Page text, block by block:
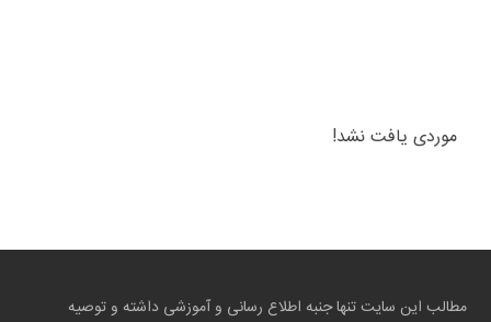
موردی یافت نشد!
مطالب این سایت تنها جنبه اطلاع رسانی و آموزشی داشته و توصیه